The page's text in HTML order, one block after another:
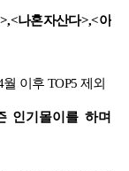
나혼자산다>,<아
이후 TOP5 제외
인기몰이를 하며